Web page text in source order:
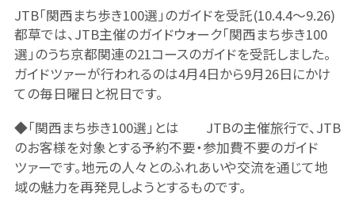
JTB「関西まち歩き100選」のガイドを受託(10.4.4～9.26)
都草では、JTB主催のガイドウォーク「関西まち歩き100
選」のうち京都関連の21コースのガイドを受託しました。
ガイドツァーが行われるのは4月4日から9月26日にかけ
ての毎日曜日と祝日です。
◆「関西まち歩き100選」とは JTBの主催旅行で、JTB
のお客様を対象とする予約不要・参加費不要のガイド
ツァーです。地元の人々とのふれあいや交流を通じて地
域の魅力を再発見しようとするものです。